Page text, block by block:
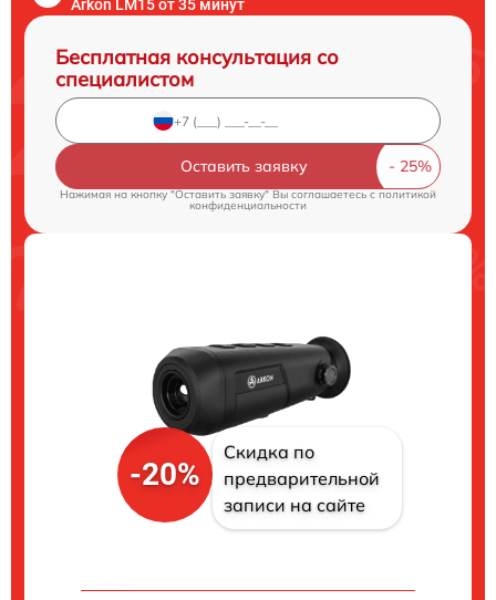
Arkon LM15 от 35 минут
Бесплатная консультация со
специалистом
Оставить заявку
Нажимая на кнопку "Оставить заявку" Вы соглашаетесь c политикой
конфиденциальности
-20%
Скидка по
предварительной
записи на сайте